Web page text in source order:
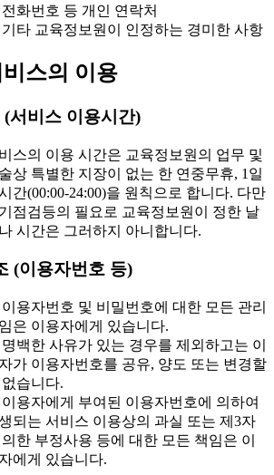
화번호 등 개인 연락처
타 교육정보원이 인정하는 경미한 사항
스의 이용
(서비스 이용시간)
스의 이용 시간은 교육정보원의 업무 및
상 특별한 지장이 없는 한 연중무휴, 1일
간(00:00-24:00)을 원칙으로 합니다. 다만
점검등의 필요로 교육정보원이 정한 날
시간은 그러하지 아니합니다.
(이용자번호 등)
용자번호 및 비밀번호에 대한 모든 관리
은 이용자에게 있습니다.
백한 사유가 있는 경우를 제외하고는 이
가 이용자번호를 공유, 양도 또는 변경할
습니다.
용자에게 부여된 이용자번호에 의하여
되는 서비스 이용상의 과실 또는 제3자
한 부정사용 등에 대한 모든 책임은 이
에게 있습니다.